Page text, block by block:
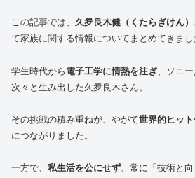
この記事では、 久夛良木健（くたらぎけん
て家族に関する情報についてまとめてきまし
学生時代から 電子工学に情熱を注ぎ 、ソニ
次々と生み出した久夛良木さん。
その挑戦の積み重ねが、やがて世界的ヒッ
につながりました。
一方で、 私生活を公にせず、常に「技術と